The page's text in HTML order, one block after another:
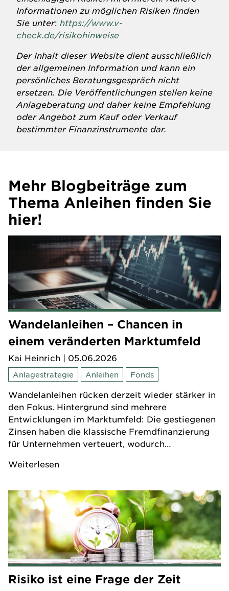
Informationen zu möglichen Risiken finden
Sie unter: https://www.v-
check.de/risikohinweise
Der Inhalt dieser Website dient ausschließlich
der allgemeinen Information und kann ein
persönliches Beratungsgespräch nicht
ersetzen. Die Veröffentlichungen stellen keine
Anlageberatung und daher keine Empfehlung
oder Angebot zum Kauf oder Verkauf
bestimmter Finanzinstrumente dar.
Mehr Blogbeiträge zum
Thema Anleihen finden Sie
hier!
Wandelanleihen – Chancen in
einem veränderten Marktumfeld
Kai Heinrich | 05.06.2026
Anlagestrategie Anleihen Fonds
Wandelanleihen rücken derzeit wieder stärker in
den Fokus. Hintergrund sind mehrere
Entwicklungen im Marktumfeld: Die gestiegenen
Zinsen haben die klassische Fremdfinanzierung
für Unternehmen verteuert, wodurch
geworden sind. Der Kupon fällt aufgrund der
aus als bei klassischen Unternehmensanleihen.
Weiterlesen
Risiko ist eine Frage der Zeit